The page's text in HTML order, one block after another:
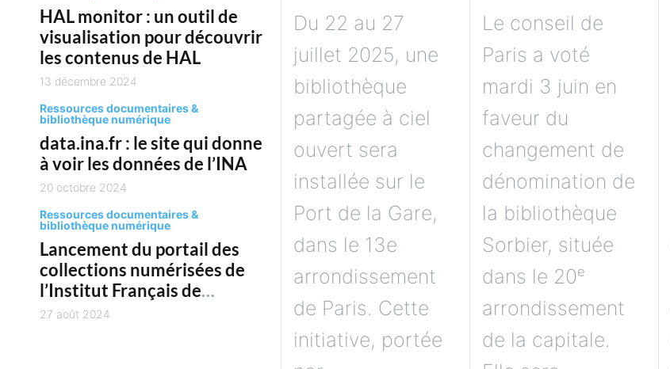
HAL monitor : un outil de
visualisation pour découvrir
les contenus de HAL
13 décembre 2024
Ressources documentaires &
bibliothèque numérique
data.ina.fr : le site qui donne
à voir les données de l’INA
20 octobre 2024
Ressources documentaires &
bibliothèque numérique
Lancement du portail des
collections numérisées de
l’Institut Français de
Pondichéry
27 août 2024
Du 22 au 27
juillet 2025, une
bibliothèque
partagée à ciel
ouvert sera
installée sur le
Port de la Gare,
dans le 13e
arrondissement
de Paris. Cette
initiative, portée
Le conseil de
Paris a voté
mardi 3 juin en
faveur du
changement de
dénomination de
la bibliothèque
Sorbier, située
dans le 20ᵉ
arrondissement
de la capitale.